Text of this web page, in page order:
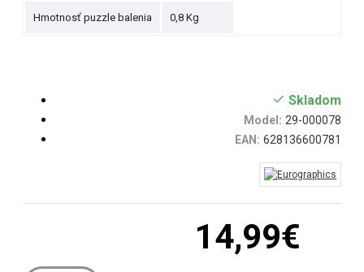
Hmotnosť puzzle balenia 0,8 Kg
14,99€
Skladom
Model: 29-000078
EAN: 628136600781